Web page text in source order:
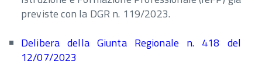
previste con la DGR n. 119/2023.
Delibera della Giunta Regionale n. 418 del
12/07/2023